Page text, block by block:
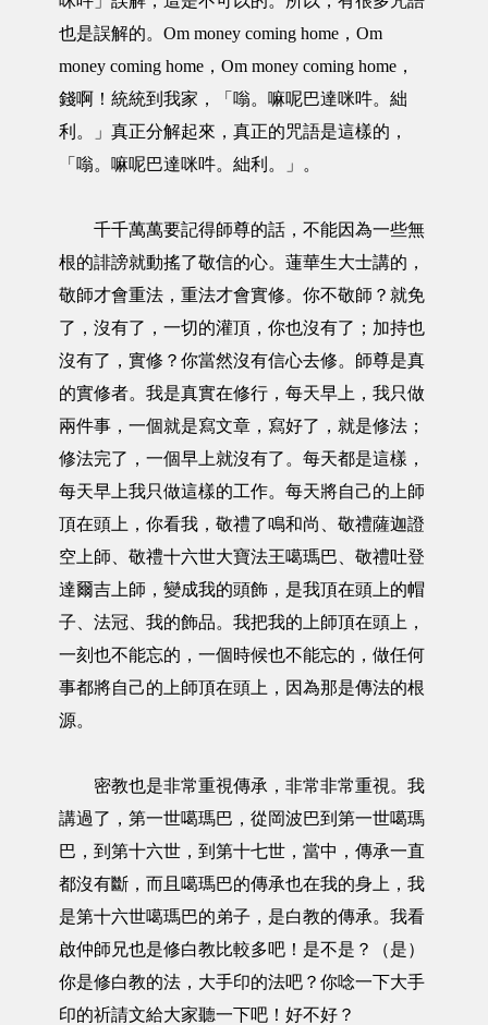
也是誤解的。Om money coming home，Om
money coming home，Om money coming home，
錢啊！統統到我家，「嗡。嘛呢巴達咪吽。絀
利。」真正分解起來，真正的咒語是這樣的，
「嗡。嘛呢巴達咪吽。絀利。」。
千千萬萬要記得師尊的話，不能因為一些無
根的誹謗就動搖了敬信的心。蓮華生大士講的，
敬師才會重法，重法才會實修。你不敬師？就免
了，沒有了，一切的灌頂，你也沒有了；加持也
沒有了，實修？你當然沒有信心去修。師尊是真
的實修者。我是真實在修行，每天早上，我只做
兩件事，一個就是寫文章，寫好了，就是修法；
修法完了，一個早上就沒有了。每天都是這樣，
每天早上我只做這樣的工作。每天將自己的上師
頂在頭上，你看我，敬禮了鳴和尚、敬禮薩迦證
空上師、敬禮十六世大寶法王噶瑪巴、敬禮吐登
達爾吉上師，變成我的頭飾，是我頂在頭上的帽
子、法冠、我的飾品。我把我的上師頂在頭上，
一刻也不能忘的，一個時候也不能忘的，做任何
事都將自己的上師頂在頭上，因為那是傳法的根
源。
密教也是非常重視傳承，非常非常重視。我
講過了，第一世噶瑪巴，從岡波巴到第一世噶瑪
巴，到第十六世，到第十七世，當中，傳承一直
都沒有斷，而且噶瑪巴的傳承也在我的身上，我
是第十六世噶瑪巴的弟子，是白教的傳承。我看
啟仲師兄也是修白教比較多吧！是不是？（是）
你是修白教的法，大手印的法吧？你唸一下大手
印的祈請文給大家聽一下吧！好不好？